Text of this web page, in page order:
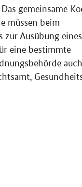
gemeinsame
müssen beim
Ausübung eines
eine bestimmte